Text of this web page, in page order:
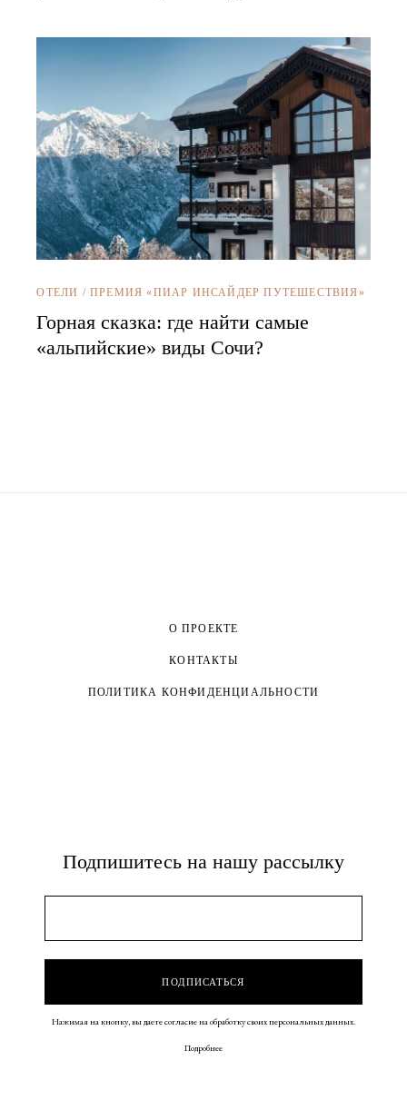
ОТЕЛИ / ПРЕМИЯ «ПИАР ИНСАЙДЕР ПУТЕШЕСТВИЯ»
Горная сказка: где найти самые
«альпийские» виды Сочи?
О ПРОЕКТЕ
КОНТАКТЫ
ПОЛИТИКА КОНФИДЕНЦИАЛЬНОСТИ
Подпишитесь на нашу рассылку
Нажимая на кнопку, вы даете согласие на обработку своих персональных данных.
Подробнее